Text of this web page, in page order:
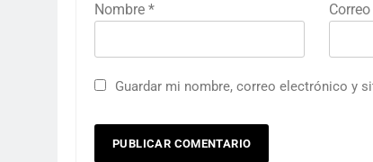
Nombre *
Guardar mi nombre, correo electrónico y